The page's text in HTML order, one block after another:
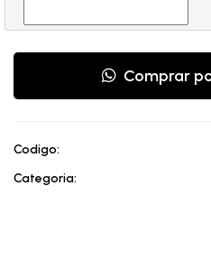
Comprar
Codigo:
Categoria: